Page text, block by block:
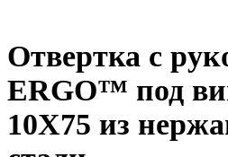
Отвертка с
ERGO™ под
10X75 из